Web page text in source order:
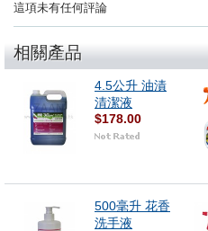
這項未有任何評論
相關產品
4.5公升 油漬
清潔液
$178.00
500毫升 花香
洗手液